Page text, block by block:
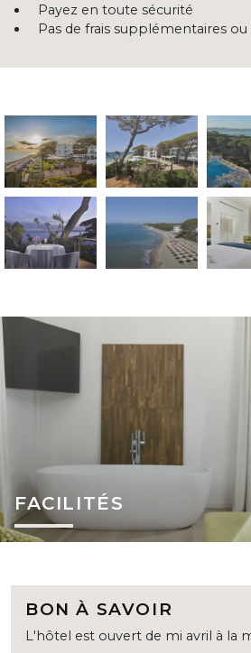
Payez en toute sécurité
Pas de frais supplémentaires ou
FACILITÉS
BON À SAVOIR
L'hôtel est ouvert de mi avril à la